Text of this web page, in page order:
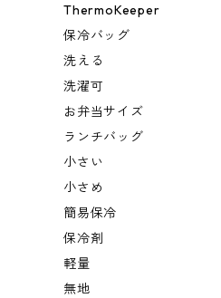
ThermoKeeper
保冷バッグ
洗える
洗濯可
お弁当サイズ
ランチバッグ
小さい
小さめ
簡易保冷
保冷剤
軽量
無地